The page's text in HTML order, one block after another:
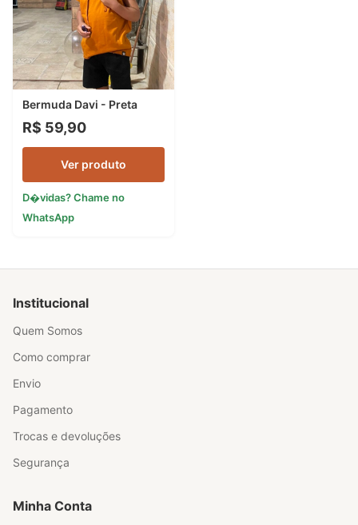
Bermuda Davi - Preta
R$ 59,90
Ver produto
D�vidas? Chame no
WhatsApp
Institucional
Quem Somos
Como comprar
Envio
Pagamento
Trocas e devoluções
Segurança
Minha Conta